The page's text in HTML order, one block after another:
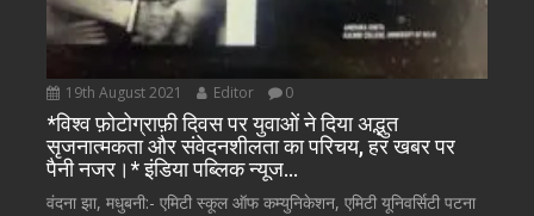
19th August 2021 Editor 0
*विश्व फ़ोटोग्राफ़ी दिवस पर युवाओं ने दिया अद्भुत
सृजनात्मकता और संवेदनशीलता का परिचय, हर खबर पर
पैनी नजर।* इंडिया पब्लिक न्यूज…
वंदना झा, मधुबनी:- एमिटी स्कूल ऑफ कम्युनिकेशन, एमिटी यूनिवर्सिटी पटना